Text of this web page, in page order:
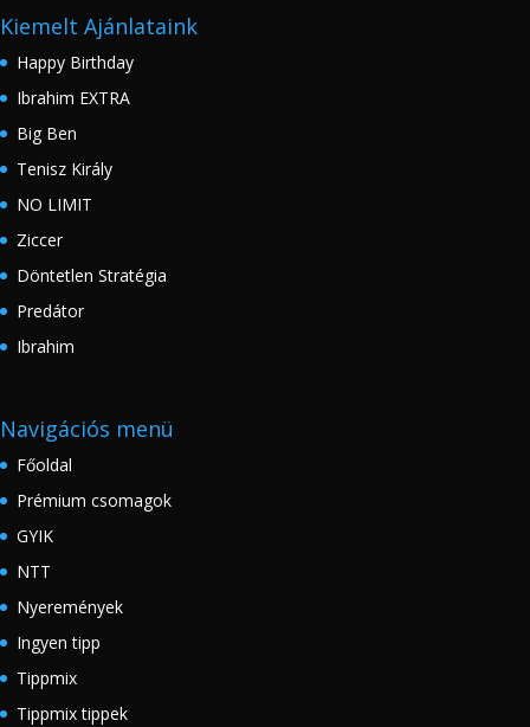
Kiemelt Ajánlataink
Happy Birthday
Ibrahim EXTRA
Big Ben
Tenisz Király
NO LIMIT
Ziccer
Döntetlen Stratégia
Predátor
Ibrahim
Navigációs menü
Főoldal
Prémium csomagok
GYIK
NTT
Nyeremények
Ingyen tipp
Tippmix
Tippmix tippek